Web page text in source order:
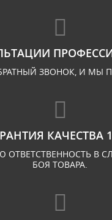
ЗВОНОК, И МЫ
КАЧЕСТВА
В
БОЯ ТОВАРА.